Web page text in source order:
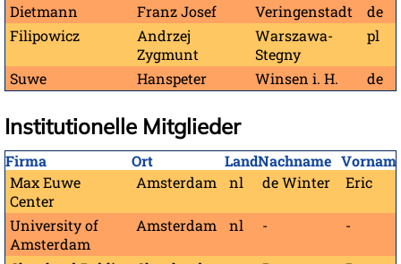
Dietmann
Franz Josef Veringenstadt
de
Filipowicz
Andrzej
Zygmunt
Warszawa-
Stegny
pl
Suwe Hanspeter Winsen i. H. de
Institutionelle Mitglieder
Firma Ort LandNachname
Max Euwe
Center
Amsterdam nl de Winter Eric
University of
Amsterdam
Amsterdam nl - -